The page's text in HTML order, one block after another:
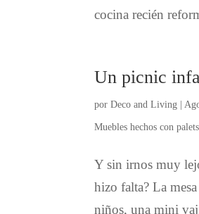
cocina recién
Un picnic
porDeco and Living
Muebles hechos con palets
Y sin irnos muy
hizo falta? La
niños, una mini